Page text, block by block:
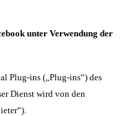
unter Verwendung der
Plug-ins („Plug-ins“) des
Dienst wird von den